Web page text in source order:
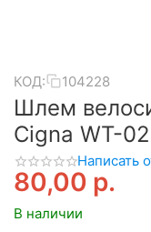
КОД: 104228
Шлем
Cigna WT-
Написать
80,00 р.
В наличии